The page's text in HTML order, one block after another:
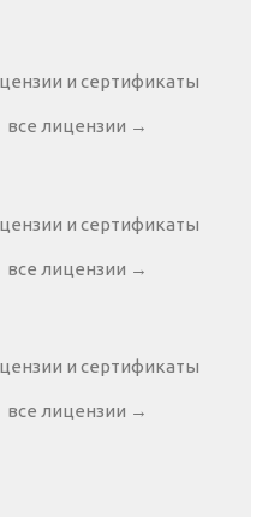
все лицензии →
все лицензии →
все лицензии →